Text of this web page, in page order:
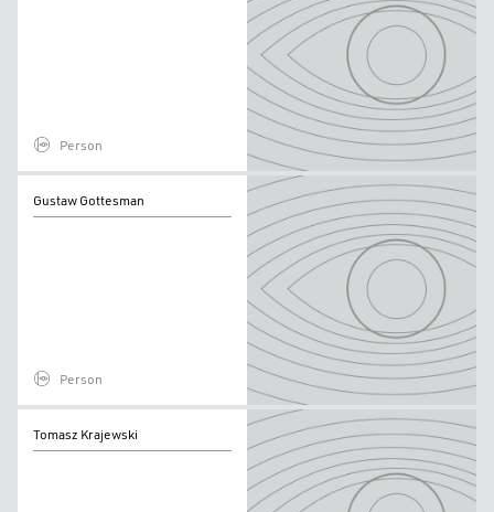
Person
Gottesman
Gustaw Gottesman
Person
Krajewski
Tomasz Krajewski